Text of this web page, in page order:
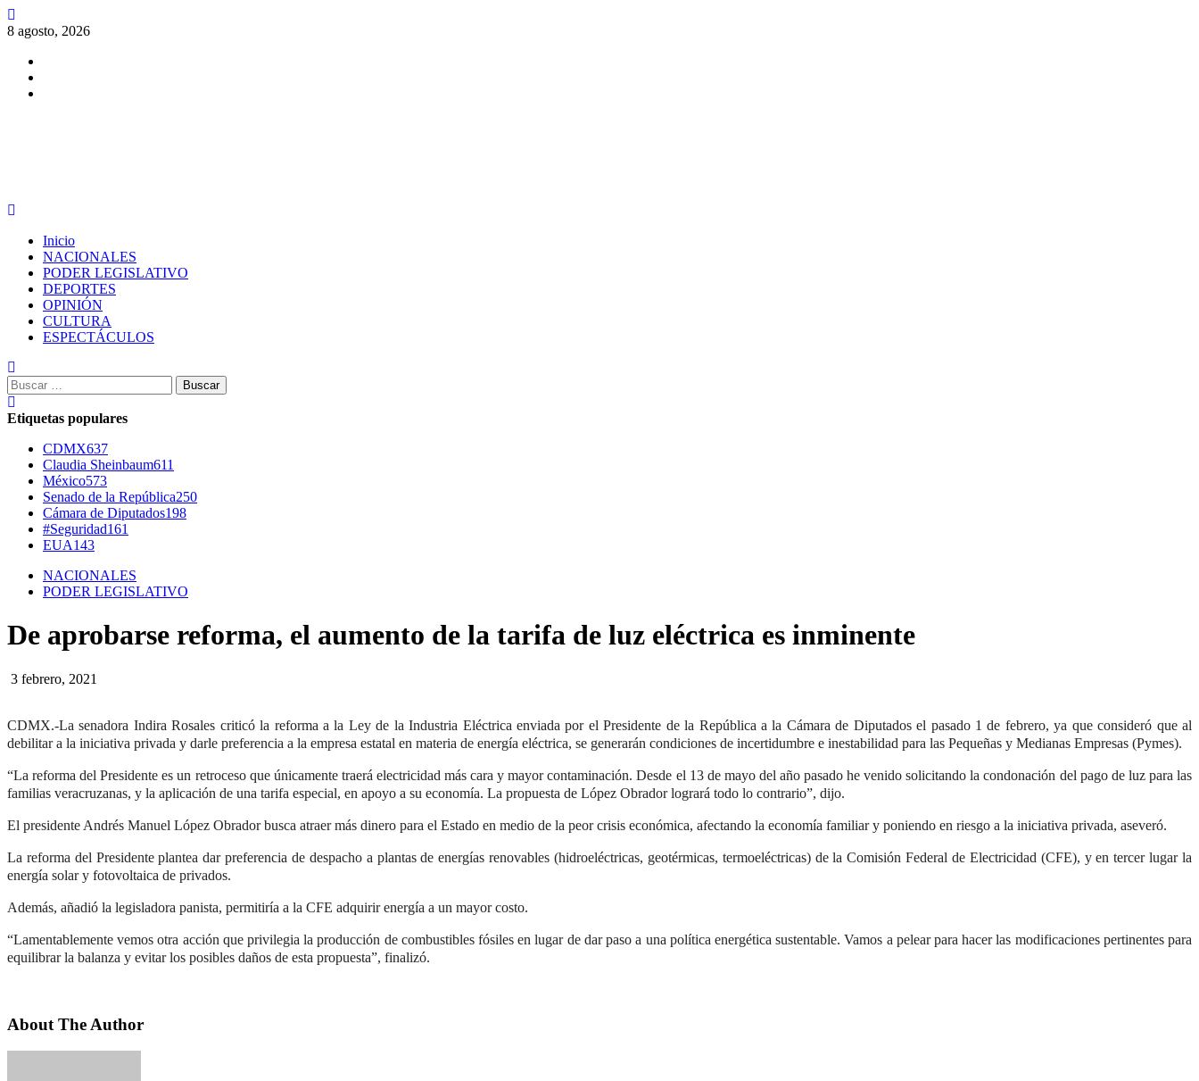
Saltar
al
8 agosto, 2026
Inicio
NACIONALES
PODER LEGISLATIVO
DEPORTES
OPINIÓN
CULTURA
ESPECTÁCULOS
Buscar:
Etiquetas populares
CDMX637
Claudia Sheinbaum611
México573
Senado de la República250
Cámara de Diputados198
#Seguridad161
EUA143
NACIONALES
PODER LEGISLATIVO
De aprobarse reforma, el aumento de la tarifa de luz eléctrica es inminente
3 febrero, 2021
CDMX.-La senadora Indira Rosales criticó la reforma a la Ley de la Industria Eléctrica enviada por el Presidente de la República a la Cámara de Diputados el pasado 1 de febrero, ya que consideró que al
debilitar a la iniciativa privada y darle preferencia a la empresa estatal en materia de energía eléctrica, se generarán condiciones de incertidumbre e inestabilidad para las Pequeñas y Medianas Empresas (Pymes).
“La reforma del Presidente es un retroceso que únicamente traerá electricidad más cara y mayor contaminación. Desde el 13 de mayo del año pasado he venido solicitando la condonación del pago de luz para las
familias veracruzanas, y la aplicación de una tarifa especial, en apoyo a su economía. La propuesta de López Obrador logrará todo lo contrario”, dijo.
El presidente Andrés Manuel López Obrador busca atraer más dinero para el Estado en medio de la peor crisis económica, afectando la economía familiar y poniendo en riesgo a la iniciativa privada, aseveró.
La reforma del Presidente plantea dar preferencia de despacho a plantas de energías renovables (hidroeléctricas, geotérmicas, termoeléctricas) de la Comisión Federal de Electricidad (CFE), y en tercer lugar la
energía solar y fotovoltaica de privados.
Además, añadió la legisladora panista, permitiría a la CFE adquirir energía a un mayor costo.
“Lamentablemente vemos otra acción que privilegia la producción de combustibles fósiles en lugar de dar paso a una política energética sustentable. Vamos a pelear para hacer las modificaciones pertinentes para
equilibrar la balanza y evitar los posibles daños de esta propuesta”, finalizó.
About The Author